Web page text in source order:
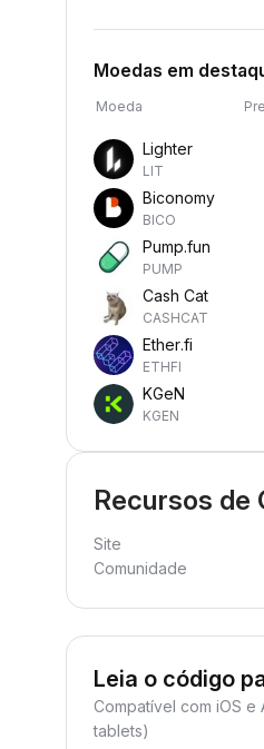
Moedas em
Moeda
Lighter
LIT
Biconomy
BICO
Pump.fun
PUMP
Cash Cat
CASHCAT
Ether.fi
ETHFI
KGeN
KGEN
Recursos de
Site
Comunidade
Leia o código
Compatível com iOS
tablets)